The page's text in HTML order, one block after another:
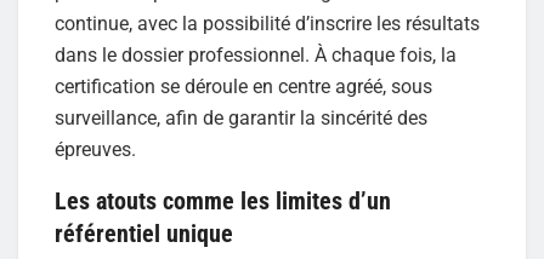
continue, avec la possibilité d’inscrire les résultats
dans le dossier professionnel. À chaque fois, la
certification se déroule en centre agréé, sous
surveillance, afin de garantir la sincérité des
épreuves.
Les atouts comme les limites d’un
référentiel unique